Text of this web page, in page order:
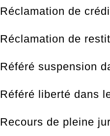
Réclamation de
Réclamation de
Référé suspension
Référé liberté dans
Recours de pleine